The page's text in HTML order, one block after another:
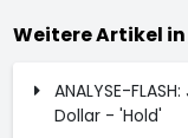
Weitere Artikel in
ANALYSE-
Dollar - 'Hold'